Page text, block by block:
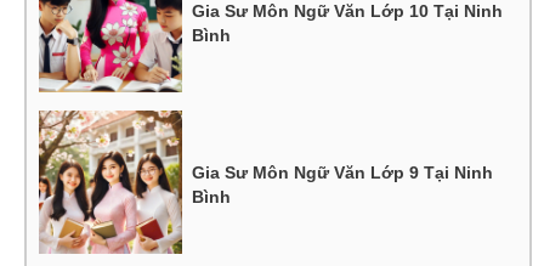
Gia Sư Môn Ngữ Văn Lớp 10 Tại Ninh
Bình
Gia Sư Môn Ngữ Văn Lớp 9 Tại Ninh
Bình